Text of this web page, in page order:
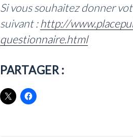
Si vous souhaitez donner
suivant :http://
questionnaire.html
PARTAGER :